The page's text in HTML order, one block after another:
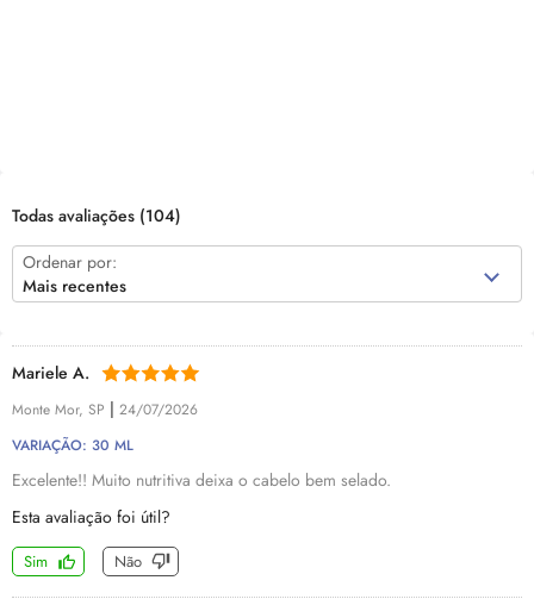
Todas avaliações (104)
Ordenar por:
Mais recentes
Mariele A.
Monte Mor, SP | 24/07/2026
VARIAÇÃO: 30 ML
Excelente!! Muito nutritiva deixa o cabelo bem selado.
Esta avaliação foi útil?
Sim Não